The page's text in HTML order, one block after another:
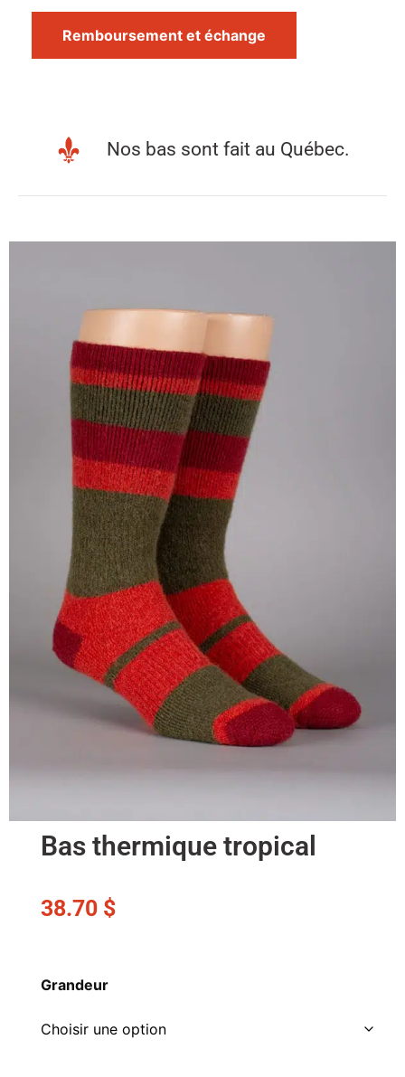
Remboursement et échange
Nos bas sont fait au Québec.
Bas thermique tropical
38.70 $
Grandeur